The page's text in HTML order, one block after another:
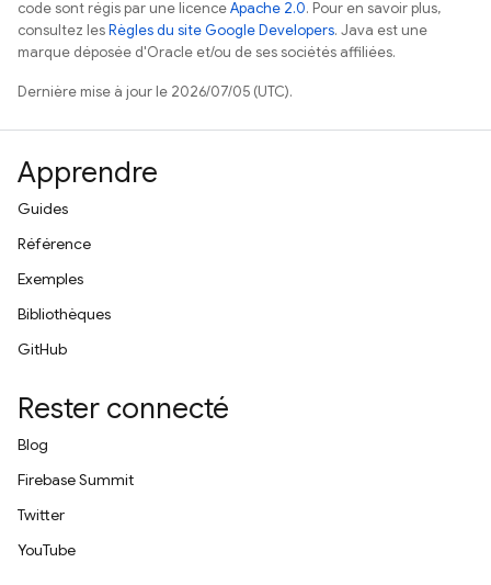
code sont régis par une licenceApache 2.0. Pour en savoir plus,
consultez lesRègles du site Google Developers. Java est une
marque déposée d'Oracle et/ou de ses sociétés affiliées.
Dernière mise à jour le 2026/07/05 (UTC).
Apprendre
Guides
Référence
Exemples
Bibliothèques
GitHub
Rester connecté
Blog
Firebase Summit
Twitter
YouTube